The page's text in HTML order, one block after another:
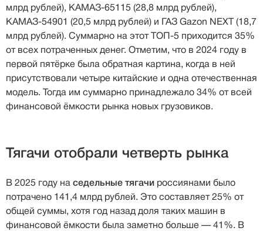
млрд рублей), КАМАЗ-65115 (28,8 млрд рублей),
КАМАЗ-54901 (20,5 млрд рублей) и ГАЗ Gazon NEXT (18,7
млрд рублей). Суммарно на этот ТОП-5 приходится 35%
от всех потраченных денег. Отметим, что в 2024 году в
первой пятёрке была обратная картина, когда в ней
присутствовали четыре китайские и одна отечественная
модель. Тогда им суммарно принадлежало 34% от всей
финансовой ёмкости рынка новых грузовиков.
Тягачи отобрали четверть рынка
В 2025 году на седельные тягачи россиянами было
потрачено 141,4 млрд рублей. Это составляет 25% от
общей суммы, хотя год назад доля таких машин в
финансовой ёмкости была заметно больше — 41%. В